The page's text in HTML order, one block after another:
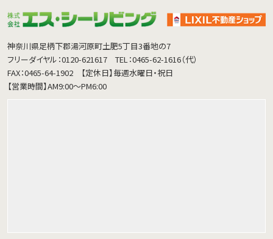
神奈川県足柄下郡湯河原町土肥5丁目3番地の7
フリーダイヤル：0120-621617
TEL：0465-62-1616（代）
FAX：0465-64-1902
【定休日】毎週水曜日・祝日
【営業時間】AM9:00～PM6:00